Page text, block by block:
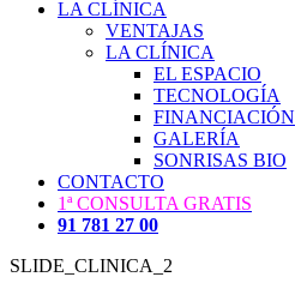
LA CLÍNICA
VENTAJAS
LA CLÍNICA
EL ESPACIO
TECNOLOGÍA
FINANCIACIÓN
GALERÍA
SONRISAS BIO
CONTACTO
1ª CONSULTA GRATIS
91 781 27 00
SLIDE_CLINICA_2